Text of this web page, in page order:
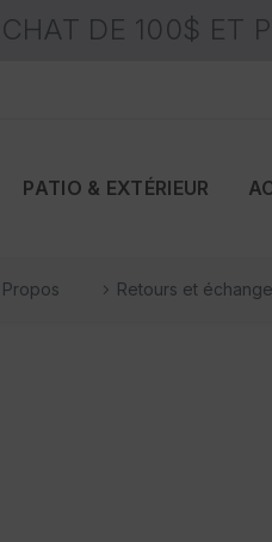
DE 100$ ET
PATIO & EXTÉRIEUR
Propos Retours et